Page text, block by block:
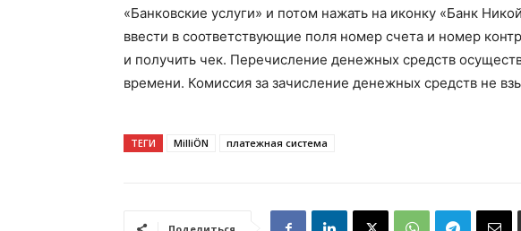
«Банковские услуги» и потом нажать на иконку «Банк
ввести в соответствующие поля номер счета и номер
и получить чек. Перечисление денежных средств
времени. Комиссия за зачисление денежных средств не
ТЕГИ MilliÖN платежная система